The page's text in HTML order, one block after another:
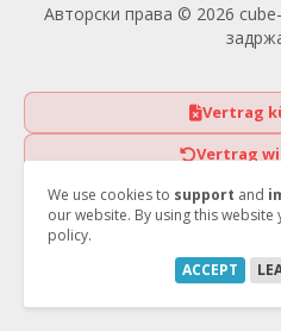
Авторски права © 2026
Vertrag
Vertrag
We use cookies to support and
our website. By using this
policy.
ACCEPT